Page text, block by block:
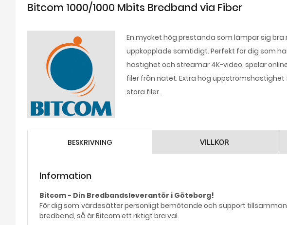
Bitcom 1000/1000 Mbits Bredband via Fiber
En mycket hög prestanda som lämpar sig
uppkopplade samtidigt. Perfekt för dig som
hastighet och streamar 4K-video, spelar
filer från nätet. Extra hög
stora filer.
BESKRIVNING VILLKOR
Information
Bitcom - Din Bredbandsleverantör i Göteborg!
För dig som värdesätter personligt bemötande och support
bredband, så är Bitcom ett riktigt bra val.